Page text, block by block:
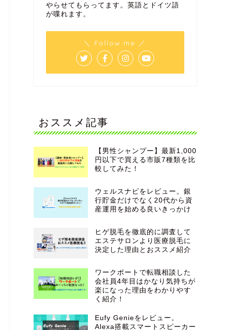
やらせてもらってます。英語とドイツ語
が喋れます。
＼ Follow me ／
おススメ記事
【男性シャンプー】最新1,000
円以下で買える市販7種類を比
較してみた！
ウェルスナビをレビュー。銀
行貯金だけでなく20代から資
産運用を始める良いきっかけ
ヒゲ脱毛を徹底的に調査して
エステサロンより医療脱毛に
決定した理由とおススメ紹介
ワークポートで転職相談した
会社員4年目はかなり気持ちが
楽になった理由をわかりやす
く紹介！
Eufy Genieをレビュー。
Alexa搭載スマートスピーカー